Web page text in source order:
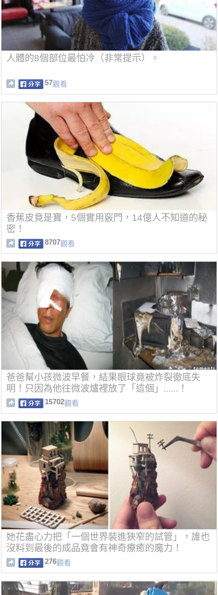
人體的8個部位最怕冷（非常提示）。
57觀看
香蕉皮竟是寶，5個實用竅門，14億人不知道的秘
密！
8707觀看
爸爸幫小孩微波早餐，結果眼球竟被炸裂徹底失
明！只因為他往微波爐裡放了「這個」......！
15702觀看
她花盡心力把「一個世界裝進狹窄的試管」，誰也
沒料到最後的成品竟會有神奇療癒的魔力！
276觀看